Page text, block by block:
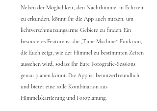
Neben der Möglichkeit, den Nachthimmel in Echtzeit
zu erkunden, könnt Ihr die App auch nutzen, um
lichtverschmutzungsarme Gebiete zu finden. Ein
besonderes Feature ist die „Time Machine“-Funktion,
die Euch zeigt, wie der Himmel zu bestimmten Zeiten
aussehen wird, sodass Ihr Eure Fotografie-Sessions
genau planen könnt. Die App ist benutzerfreundlich
und bietet eine tolle Kombination aus
Himmelskartierung und Fotoplanung.